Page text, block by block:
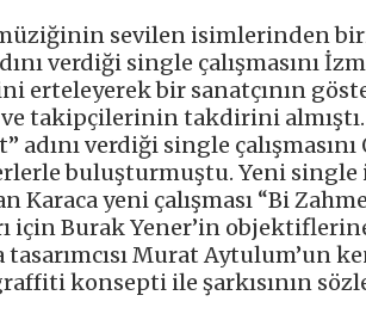
sevilen isimlerinden biri
verdiği single çalışmasını
erteleyerek bir sanatçının
takipçilerinin takdirini almıştı.
adını verdiği single
buluşturmuştu. Yeni single
Karaca yeni çalışması “Bi
için Burak Yener’in
Murat Aytulum’un
konsepti ile şarkısının